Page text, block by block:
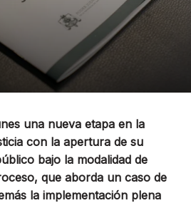
una nueva etapa en la
con la apertura de su
bajo la modalidad de
que aborda un caso de
la implementación plena